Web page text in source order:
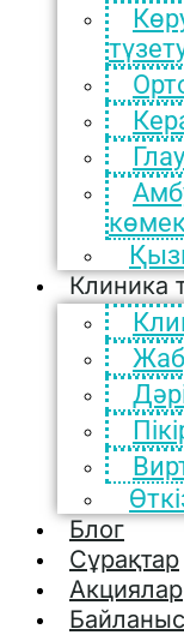
көмек
Клиника
Блог
Сұрақтар
Акциялар
Байланыс